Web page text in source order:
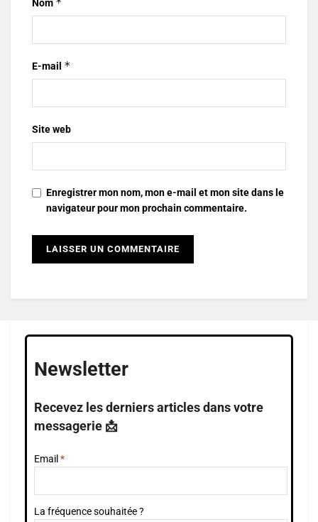
Nom
E-mail *
Site web
Enregistrer mon nom, mon e-mail et mon site dans le
navigateur pour mon prochain commentaire.
Newsletter
Recevez les derniers articles dans votre
messagerie 📩
Email
La fréquence souhaitée ?